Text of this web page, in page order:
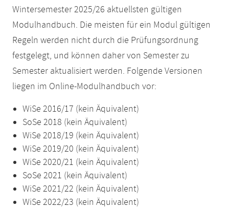
Wintersemester 2025/26 aktuellsten gültigen
Modulhandbuch. Die meisten für ein Modul gültigen
Regeln werden nicht durch die Prüfungsordnung
festgelegt, und können daher von Semester zu
Semester aktualisiert werden. Folgende Versionen
liegen im Online-Modulhandbuch vor:
WiSe 2016/17 (kein Äquivalent)
SoSe 2018 (kein Äquivalent)
WiSe 2018/19 (kein Äquivalent)
WiSe 2019/20 (kein Äquivalent)
WiSe 2020/21 (kein Äquivalent)
SoSe 2021 (kein Äquivalent)
WiSe 2021/22 (kein Äquivalent)
WiSe 2022/23 (kein Äquivalent)